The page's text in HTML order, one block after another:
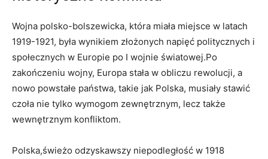
Wojna polsko-bolszewicka, która miała miejsce w​ latach
1919-1921, była wynikiem złożonych napięć politycznych i
społecznych w Europie po I wojnie światowej.Po
zakończeniu wojny, Europa stała w obliczu rewolucji, a
nowo powstałe państwa,‌ takie jak Polska, musiały stawić
czoła⁤ nie tylko wymogom⁣ zewnętrznym, lecz także
wewnętrznym konfliktom.
Polska,świeżo odzyskawszy niepodległość w 1918 ​